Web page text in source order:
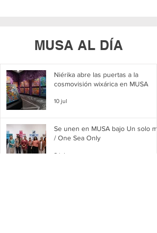
MUSA AL DÍA
Niérika abre las puertas a la
cosmovisión wixárica en MUSA
10 jul
Se unen en MUSA bajo Un solo
/ One Sea Only
2 jul